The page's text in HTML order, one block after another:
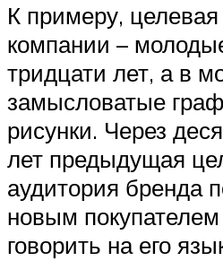
К примеру,
компании –
тридцати лет, а в
замысловатые
рисунки. Через
лет предыдущая
аудитория бренда
новым
говорить на его